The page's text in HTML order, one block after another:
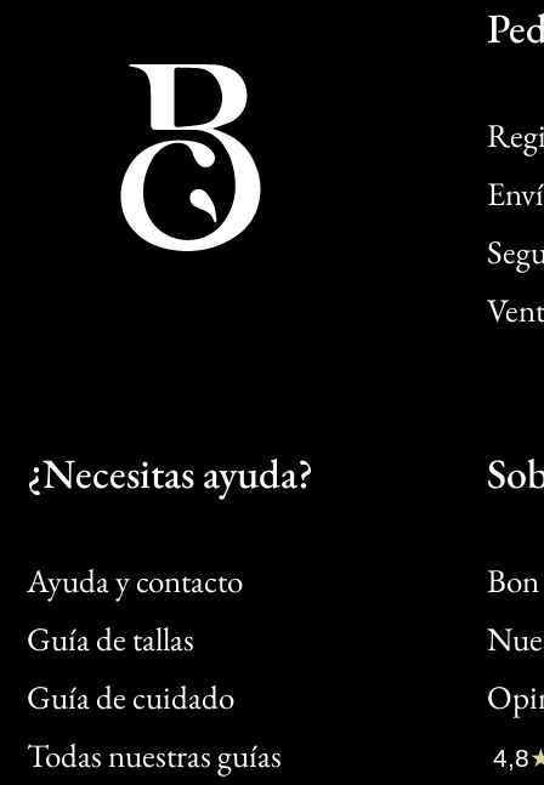
¿Necesitas ayuda?
Ayuda y contacto
Guía de tallas
Guía de cuidado
Todas nuestras guías
Bon
Clic
4,8